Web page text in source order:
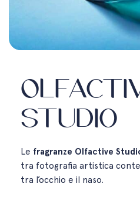
studio
Le fragranze Olfactive
tra fotografia artistica
tra l’occhio e il naso.